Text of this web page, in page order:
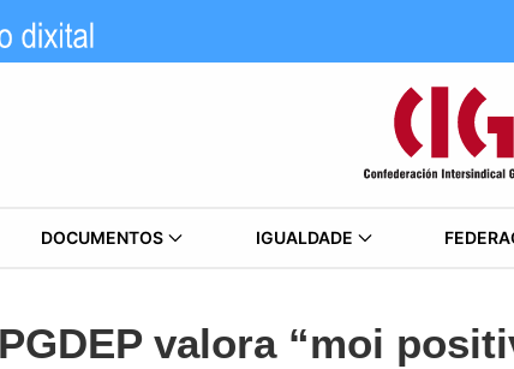
DOCUMENTOS IGUALDADE
valora “moi